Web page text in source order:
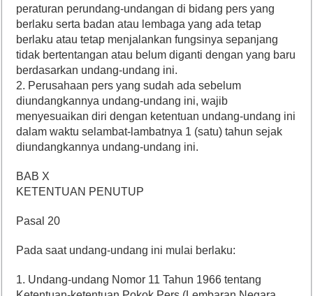
peraturan perundang-undangan di bidang pers yang
berlaku serta badan atau lembaga yang ada tetap
berlaku atau tetap menjalankan fungsinya sepanjang
tidak bertentangan atau belum diganti dengan yang baru
berdasarkan undang-undang ini.
2. Perusahaan pers yang sudah ada sebelum
diundangkannya undang-undang ini, wajib
menyesuaikan diri dengan ketentuan undang-undang ini
dalam waktu selambat-lambatnya 1 (satu) tahun sejak
diundangkannya undang-undang ini.
BAB X
KETENTUAN PENUTUP
Pasal 20
Pada saat undang-undang ini mulai berlaku:
1. Undang-undang Nomor 11 Tahun 1966 tentang